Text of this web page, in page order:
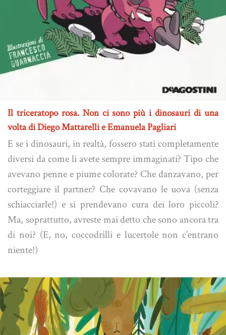
Il triceratopo rosa. Non ci sono più i dinosauri di una
volta di Diego Mattarelli e Emanuela Pagliari
E se i dinosauri, in realtà, fossero stati completamente
diversi da come li avete sempre immaginati? Tipo che
avevano penne e piume colorate? Che danzavano, per
corteggiare il partner? Che covavano le uova (senza
schiacciarle!) e si prendevano cura dei loro piccoli?
Ma, soprattutto, avreste mai detto che sono ancora tra
di noi? (E, no, coccodrilli e lucertole non c’entrano
niente!)